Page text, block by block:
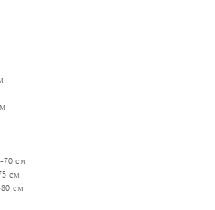
70 см
см
см